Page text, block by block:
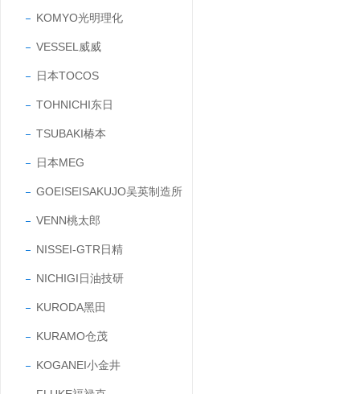
KOMYO光明理化
VESSEL威威
日本TOCOS
TOHNICHI东日
TSUBAKI椿本
日本MEG
GOEISEISAKUJO吴英制造所
VENN桃太郎
NISSEI-GTR日精
NICHIGI日油技研
KURODA黑田
KURAMO仓茂
KOGANEI小金井